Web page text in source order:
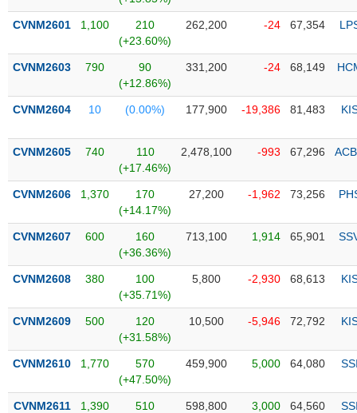
Trạng
cổ
Quy
thị
trường
Niêm
yết
Niêm
yết
Niêm
bổ
Hủy
yết
CVNM2601 1,100
210
(+23.60%)
262,200 -24 67,354
CVNM2603 790
90
(+12.86%)
331,200 -24 68,149
CVNM2604 10 (0.00%) 177,900 -19,386 81,483
CVNM2605 740
110
(+17.46%)
2,478,100 -993 67,296
CVNM2606 1,370
170
(+14.17%)
27,200 -1,962 73,256
CVNM2607 600
160
(+36.36%)
713,100 1,914 65,901
CVNM2608 380
100
(+35.71%)
5,800 -2,930 68,613
CVNM2609 500
120
(+31.58%)
10,500 -5,946 72,792
CVNM2610 1,770
570
(+47.50%)
459,900 5,000 64,080
CVNM2611 1,390
510
598,800 3,000 64,560
NGÀNH
NGHIỆP
CỔ
PHÁI
SINH
PHIẾU